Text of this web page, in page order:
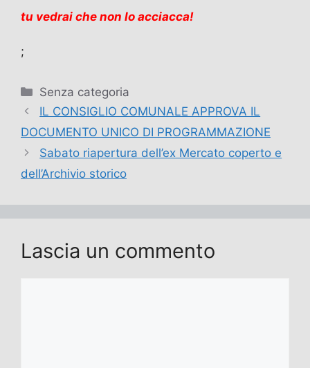
tu vedrai che non lo acciacca!
;
Categorie
Senza categoria
IL CONSIGLIO COMUNALE APPROVA IL
DOCUMENTO UNICO DI PROGRAMMAZIONE
Sabato riapertura dell’ex Mercato coperto e
dell’Archivio storico
Lascia un commento